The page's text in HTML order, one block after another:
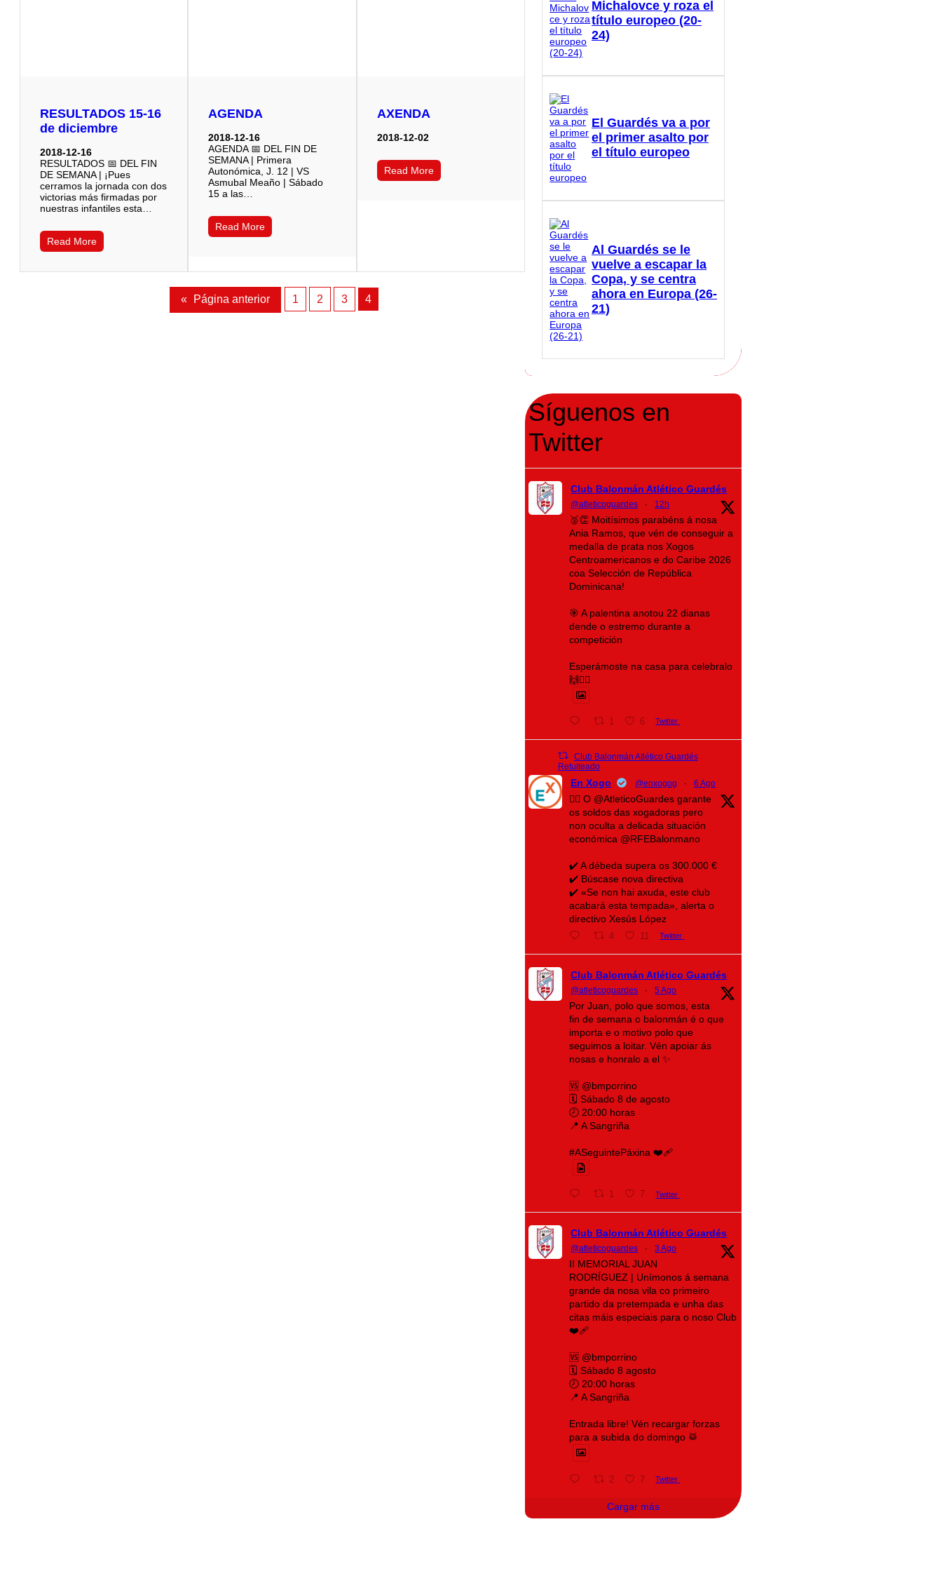
RESULTADOS 15-16
de diciembre
2018-12-16
RESULTADOS 📅 DEL FIN
DE SEMANA | ¡Pues
cerramos la jornada con dos
victorias más firmadas por
nuestras infantiles esta…
Read More
AGENDA
2018-12-16
AGENDA 📅 DEL FIN DE
SEMANA | Primera
Autonómica, J. 12 | VS
Asmubal Meaño | Sábado
15 a las…
Read More
AXENDA
2018-12-02
Read More
« Página anterior 1 2 3 4
Michalovce y roza el
título europeo (20-
24)
El Guardés va a por
el primer asalto por
el título europeo
Al Guardés se le
vuelve a escapar la
Copa, y se centra
ahora en Europa (26-
21)
Síguenos en
Twitter
Club Balonmán Atlético Guardés
@atleticoguardes · 12h
🥈👏 Moitísimos parabéns á nosa
Ania Ramos, que vén de conseguir a
medalla de prata nos Xogos
Centroamericanos e do Caribe 2026
coa Selección de República
Dominicana!
🎯 A palentina anotou 22 dianas
dende o estremo durante a
competición
Esperámoste na casa para celebralo
🙌❤️‍🔥
1 6 Twitter
Club Balonmán Atlético Guardés
Retuiteado
En Xogo @enxogog · 6 Ago
🤾‍♀️ O @AtleticoGuardes garante
os soldos das xogadoras pero
non oculta a delicada situación
económica @RFEBalonmano
✔️ A débeda supera os 300.000 €
✔️ Búscase nova directiva
✔️ «Se non hai axuda, este club
acabará esta tempada», alerta o
directivo Xesús López
4 11 Twitter
Club Balonmán Atlético Guardés
@atleticoguardes · 5 Ago
Por Juan, polo que somos, esta
fin de semana o balonmán é o que
importa e o motivo polo que
seguimos a loitar. Vén apoiar ás
nosas e honralo a el ✨
🆚 @bmporrino
🗓️ Sábado 8 de agosto
🕗 20:00 horas
📍 A Sangriña
#ASeguintePáxina ❤️‍🩹
1 7 Twitter
Club Balonmán Atlético Guardés
@atleticoguardes · 3 Ago
II MEMORIAL JUAN
RODRÍGUEZ | Unímonos á semana
grande da nosa vila co primeiro
partido da pretempada e unha das
citas máis especiais para o noso Club
❤️‍🩹
🆚 @bmporrino
🗓️ Sábado 8 agosto
🕗 20:00 horas
📍 A Sangriña
Entrada libre! Vén recargar forzas
para a subida do domingo 🥁
2 7 Twitter
Cargar más